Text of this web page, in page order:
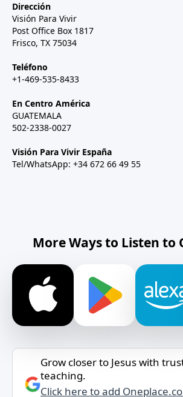
Dirección
Visión Para Vivir
Post Office Box 1817
Frisco, TX 75034
Teléfono
+1-469-535-8433
En Centro América
GUATEMALA
502-2338-0027
Visión Para Vivir España
Tel/WhatsApp: +34 672 66 49 55
More Ways to Listen to
Grow closer to Jesus with
teaching.
Click here to add